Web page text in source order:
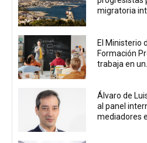
migratoria
El Ministerio
Formación
trabaja en un...
Álvaro de
al panel
mediadores